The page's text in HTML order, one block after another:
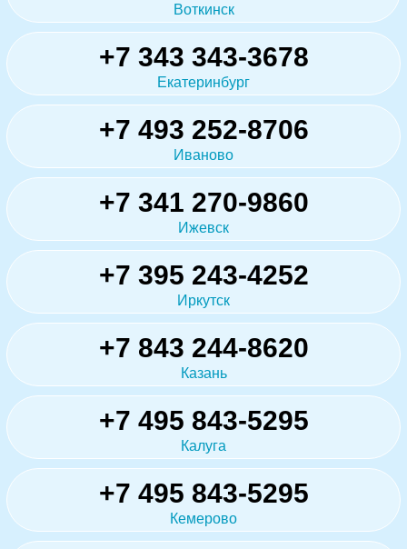
Воткинск
+7 343 343-3678
Екатеринбург
+7 493 252-8706
Иваново
+7 341 270-9860
Ижевск
+7 395 243-4252
Иркутск
+7 843 244-8620
Казань
+7 495 843-5295
Калуга
+7 495 843-5295
Кемерово